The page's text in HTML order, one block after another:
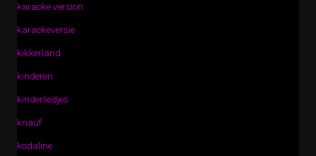
karaoke version
karaokeversie
kikkerland
kinderen
kinderliedjes
knauf
kodaline